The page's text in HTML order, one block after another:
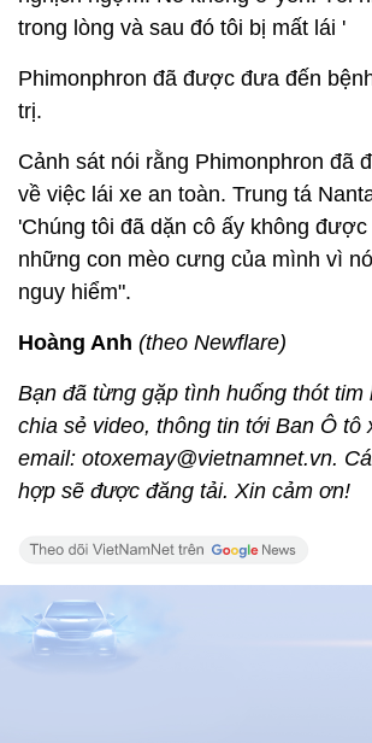
trong lòng và sau đó tôi bị mất lái '
Phimonphron đã được đưa đến
trị.
Cảnh sát nói rằng Phimonphron đã
về việc lái xe an toàn. Trung tá
'Chúng tôi đã dặn cô ấy không được
những con mèo cưng của mình vì
nguy hiểm".
Hoàng Anh (theo Newflare)
Bạn đã từng gặp tình huống thót tim
chia sẻ video, thông tin tới Ban Ô tô
email: otoxemay@vietnamnet.vn.
hợp sẽ được đăng tải. Xin cảm ơn!